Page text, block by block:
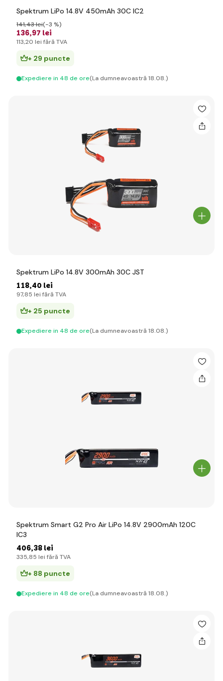
Spektrum LiPo 14.8V 450mAh 30C IC2
136,97 lei
141,43 lei(-3 %)
113,20 lei fără TVA
+ 29 puncte
Expediere in 48 de ore(La dumneavoastră 18.08.)
Spektrum LiPo 14.8V 300mAh 30C JST
118,40 lei
97,85 lei fără TVA
+ 25 puncte
Expediere in 48 de ore(La dumneavoastră 18.08.)
Spektrum Smart G2 Pro Air LiPo 14.8V 2900mAh 120C
IC3
406,38 lei
335,85 lei fără TVA
+ 88 puncte
Expediere in 48 de ore(La dumneavoastră 18.08.)